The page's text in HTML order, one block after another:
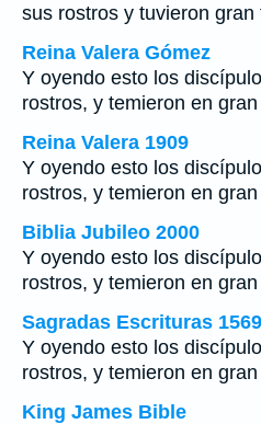
sus rostros y tuvieron gran
Reina Valera Gómez
Y oyendo esto los
rostros, y temieron en
Reina Valera 1909
Y oyendo esto los
rostros, y temieron en
Biblia Jubileo 2000
Y oyendo esto los
rostros, y temieron en
Sagradas Escrituras 1569
Y oyendo esto los
rostros, y temieron en
King James Bible